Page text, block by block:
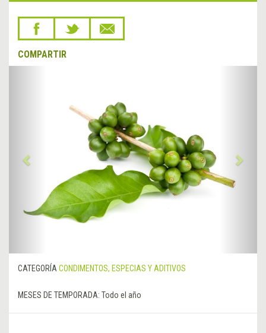
COMPARTIR
CATEGORÍACONDIMENTOS, ESPECIAS Y ADITIVOS
MESES DE TEMPORADA: Todo el año